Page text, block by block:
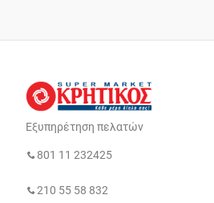
Εξυπηρέτηση πελατών
801 11 232425
210 55 58 832